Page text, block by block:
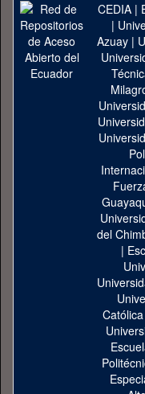
CEDIA|
|
Azuay|
del
|